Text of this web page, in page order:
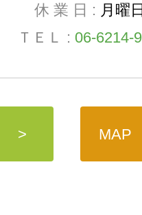
休 業 日 : 月曜
ＴＥＬ : 06-6214-
> MAP